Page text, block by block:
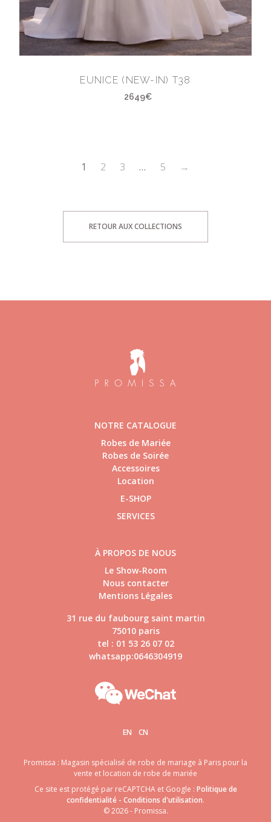
EUNICE (NEW-IN) T38
2649€
1 2 3 … 5 →
RETOUR AUX COLLECTIONS
NOTRE CATALOGUE
Robes de Mariée
Robes de Soirée
Accessoires
Location
E-SHOP
SERVICES
À PROPOS DE NOUS
Le Show-Room
Nous contacter
Mentions Légales
31 rue du faubourg saint martin
75010 paris
tel : 01 53 26 07 02
whatsapp:0646304919
EN CN
Promissa : Magasin spécialisé de robe de mariage à Paris pour la
vente et location de robe de mariée
Ce site est protégé par reCAPTCHA et Google : Politique de
confidentialité - Conditions d'utilisation.
© 2026 - Promissa.